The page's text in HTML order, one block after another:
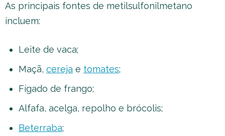
As principais fontes de metilsulfonilmetano
incluem:
Leite de vaca;
Maçã, cereja e tomates;
Fígado de frango;
Alfafa, acelga, repolho e brócolis;
Beterraba;